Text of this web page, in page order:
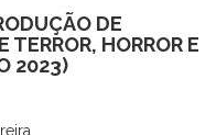
DE
HORROR E
2023)